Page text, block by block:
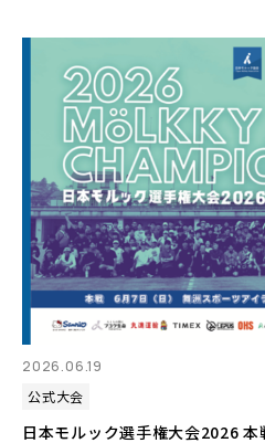
2026.06.19
公式大会
日本モルック選手権大会2026